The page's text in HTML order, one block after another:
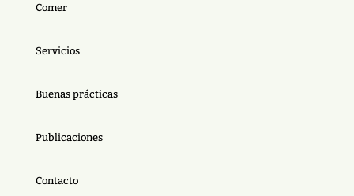
Comer
Servicios
Buenas prácticas
Publicaciones
Contacto